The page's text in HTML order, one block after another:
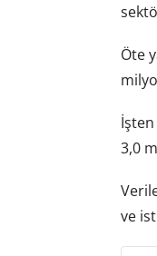
Öte
3,0
ve